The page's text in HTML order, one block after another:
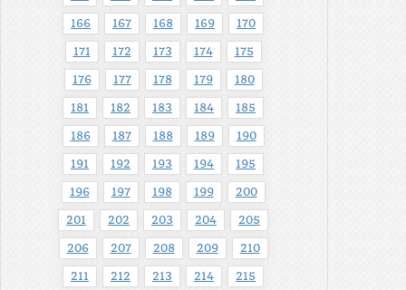
166 167 168 169 170
171 172 173 174 175
176 177 178 179 180
181 182 183 184 185
186 187 188 189 190
191 192 193 194 195
196 197 198 199 200
201 202 203 204 205
206 207 208 209 210
211 212 213 214 215